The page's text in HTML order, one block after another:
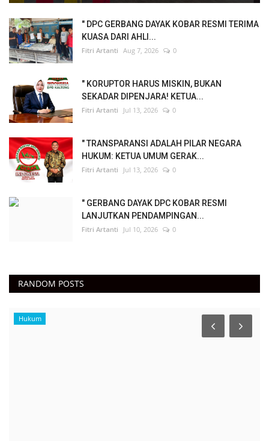
" DPC GERBANG DAYAK KOBAR RESMI TERIMA
KUASA DARI AHLI...
Fitri Artanti Aug 7, 2026 0
" KORUPTOR HARUS MISKIN, BUKAN
SEKADAR DIPENJARA! KETUA...
Fitri Artanti Jul 13, 2026 0
" TRANSPARANSI ADALAH PILAR NEGARA
HUKUM: KETUA UMUM GERAK...
Fitri Artanti Jul 13, 2026 0
" GERBANG DAYAK DPC KOBAR RESMI
LANJUTKAN PENDAMPINGAN...
Fitri Artanti Jul 10, 2026 0
RANDOM POSTS
Politik